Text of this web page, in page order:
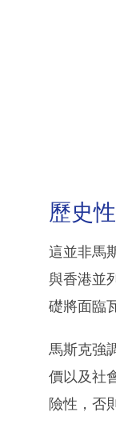
歷史
這並非馬
與香港並
礎將面臨
馬斯克強
價以及社
險性，否